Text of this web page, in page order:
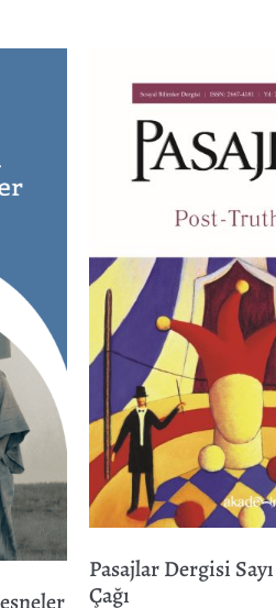
Pasajlar Dergisi
Çağı